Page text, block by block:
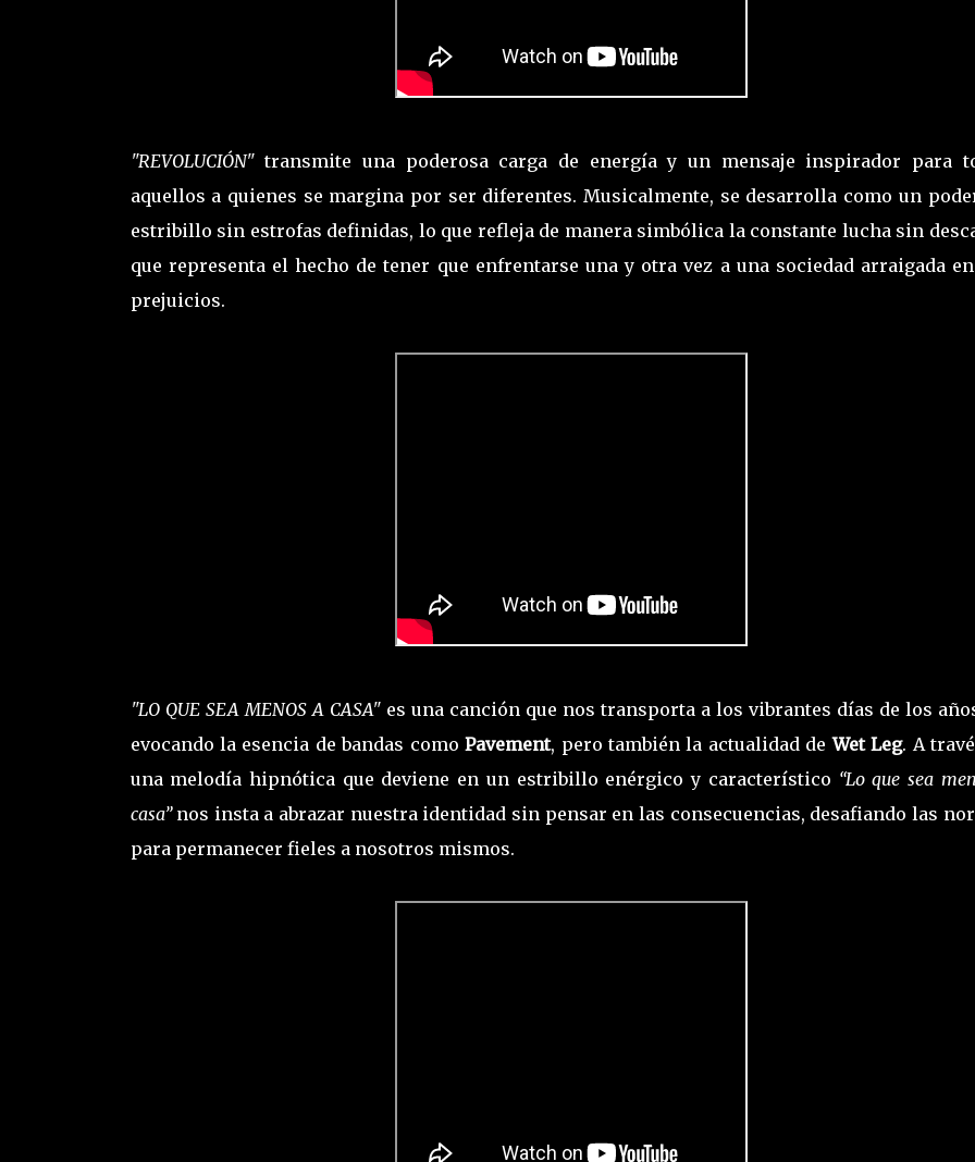
"REVOLUCIÓN"transmite una poderosa carga de energía y un mensaje inspirador para
aquellos a quienes se margina por ser diferentes. Musicalmente, se desarrolla como un
estribillo sin estrofas definidas, lo que refleja de manera simbólica la constante lucha sin
que representa el hecho de tener que enfrentarse una y otra vez a una sociedad arraigada
prejuicios.
"LO QUE SEA MENOS A CASA" es una canción que nos transporta a los vibrantes días de los
evocando la esencia de bandas comoPavement, pero también la actualidad de Wet Leg. A
una melodía hipnótica que deviene en un estribillo enérgico y característico “Lo que sea
casa”nos insta a abrazar nuestra identidad sin pensar en las consecuencias, desafiando las
para permanecer fieles a nosotros mismos.